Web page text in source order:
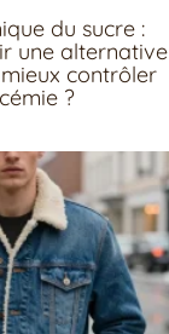
du sucre :
une alternative
contrôler
?